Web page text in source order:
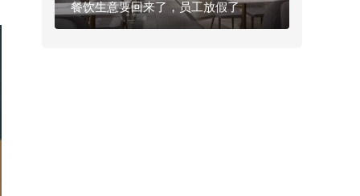
餐饮生意要回来了，员工放假了